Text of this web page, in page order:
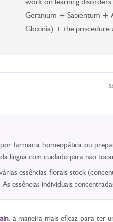
Geranium + Sapientum +
Gloxinia) + the procedure
farmácia homeopática ou
língua com cuidado para não
essências florais stock
essências individuais
, a maneira mais eficaz para ter